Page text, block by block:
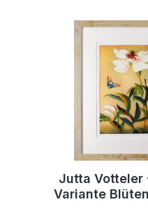
Jutta Votteler
Variante